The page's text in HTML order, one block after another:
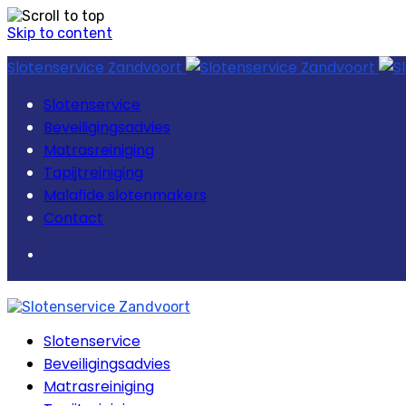
Skip to content
Slotenservice Zandvoort
Slotenservice
Beveiligingsadvies
Matrasreiniging
Tapijtreiniging
Malafide slotenmakers
Contact
Slotenservice
Beveiligingsadvies
Matrasreiniging